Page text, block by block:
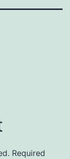
Required